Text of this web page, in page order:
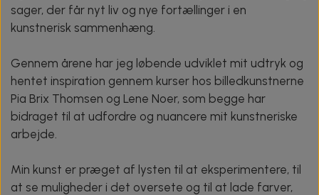
sager, der får nyt liv og nye fortællinger i en
kunstnerisk sammenhæng.
Gennem årene har jeg løbende udviklet mit udtryk og
hentet inspiration gennem kurser hos billedkunstnerne
Pia Brix Thomsen og Lene Noer, som begge har
bidraget til at udfordre og nuancere mit kunstneriske
arbejde.
Min kunst er præget af lysten til at eksperimentere, til
at se muligheder i det oversete og til at lade farver,